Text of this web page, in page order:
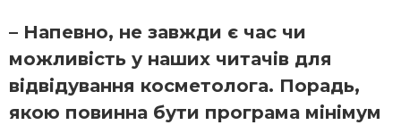
– Напевно, не завжди є час чи
можливість у наших читачів для
відвідування косметолога. Порадь,
якою повинна бути програма мінімум